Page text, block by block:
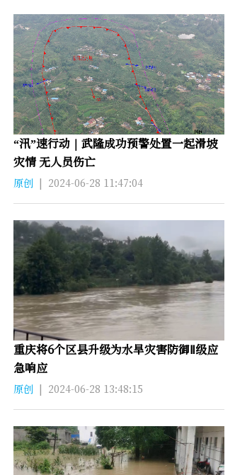
“汛”速行动｜武隆成功预警处置一起滑坡
灾情 无人员伤亡
原创 | 2024-06-28 11:47:04
重庆将6个区县升级为水旱灾害防御Ⅱ级应
急响应
原创 | 2024-06-28 13:48:15